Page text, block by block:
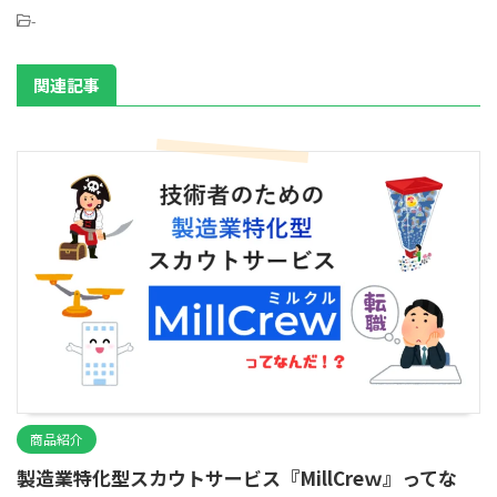
-
関連記事
商品紹介
製造業特化型スカウトサービス『MillCreｗ』ってな